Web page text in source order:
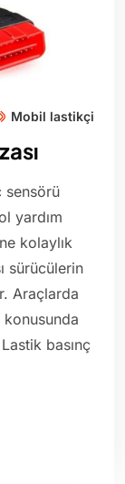
Mobil lastikçi
sensörü
yardım
kolaylık
sürücülerin
Araçlarda
konusunda
basınç